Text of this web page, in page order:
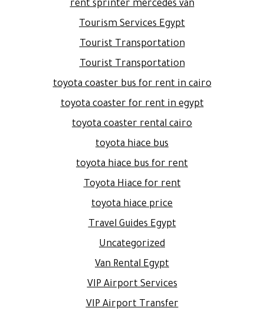
rent sprinter mercedes van
Tourism Services Egypt
Tourist Transportation
Tourist Transportation
toyota coaster bus for rent in cairo
toyota coaster for rent in egypt
toyota coaster rental cairo
toyota hiace bus
toyota hiace bus for rent
Toyota Hiace for rent
toyota hiace price
Travel Guides Egypt
Uncategorized
Van Rental Egypt
VIP Airport Services
VIP Airport Transfer